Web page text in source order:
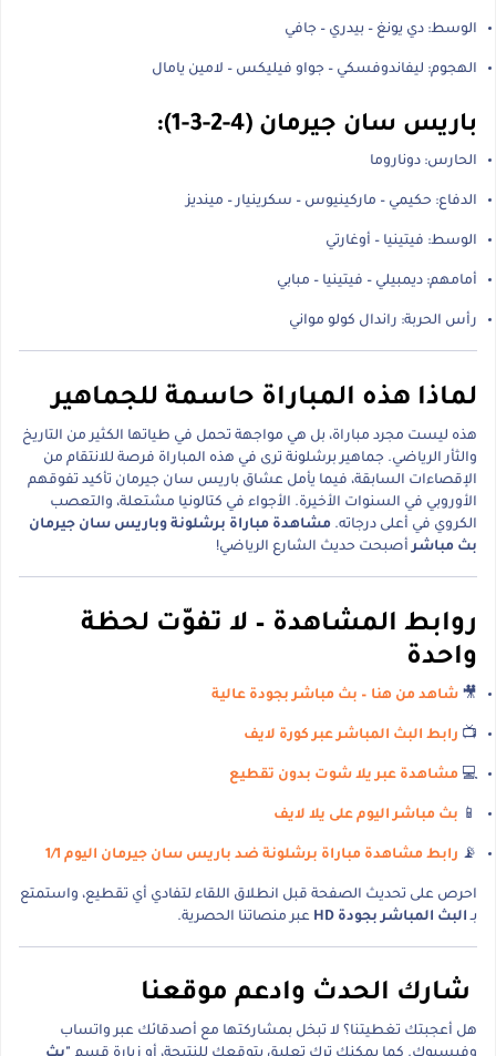
الوسط: دي يونغ – بيدري – جافي
الهجوم: ليفاندوفسكي – جواو فيليكس – لامين يامال
باريس سان جيرمان (4-2-3-1):
الحارس: دوناروما
الدفاع: حكيمي – ماركينيوس – سكرينيار – مينديز
الوسط: فيتينيا – أوغارتي
أمامهم: ديمبيلي – فيتينيا – مبابي
رأس الحربة: راندال كولو مواني
لماذا هذه المباراة حاسمة للجماهير
هذه ليست مجرد مباراة، بل هي مواجهة تحمل في طياتها الكثير من التاريخ
والثأر الرياضي. جماهير برشلونة ترى في هذه المباراة فرصة للانتقام من
الإقصاءات السابقة، فيما يأمل عشاق باريس سان جيرمان تأكيد تفوقهم
الأوروبي في السنوات الأخيرة. الأجواء في كتالونيا مشتعلة، والتعصب
الكروي في أعلى درجاته. مشاهدة مباراة برشلونة وباريس سان جيرمان
بث مباشرأصبحت حديث الشارع الرياضي!
روابط المشاهدة – لا تفوّت لحظة
واحدة
🎥 شاهد من هنا – بث مباشر بجودة عالية
📺 رابط البث المباشر عبر كورة لايف
💻 مشاهدة عبر يلا شوت بدون تقطيع
📱 بث مباشر اليوم على يلا لايف
📡 رابط مشاهدة مباراة برشلونة ضد باريس سان جيرمان اليوم 1/1
احرص على تحديث الصفحة قبل انطلاق اللقاء لتفادي أي تقطيع، واستمتع
بـ البث المباشر بجودة HD عبر منصاتنا الحصرية.
شارك الحدث وادعم موقعنا
هل أعجبتك تغطيتنا؟ لا تبخل بمشاركتها مع أصدقائك عبر واتساب